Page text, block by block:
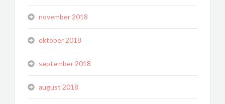
november 2018
oktober 2018
september 2018
august 2018